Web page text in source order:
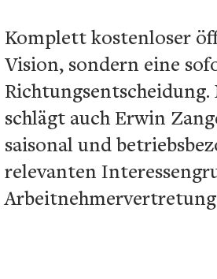
Komplett kostenloser
Vision, sondern eine
schlägt auch Erwin
saisonal und
relevanten